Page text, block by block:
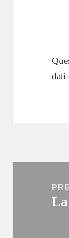
dati